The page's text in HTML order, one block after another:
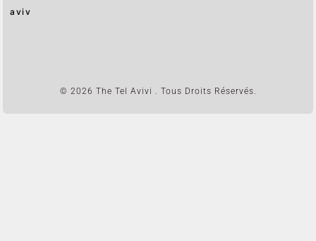
aviv
© 2026 The Tel Avivi . Tous Droits Réservés.